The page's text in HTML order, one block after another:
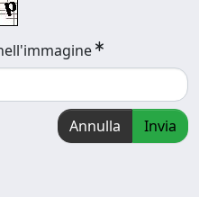
Annulla Invia